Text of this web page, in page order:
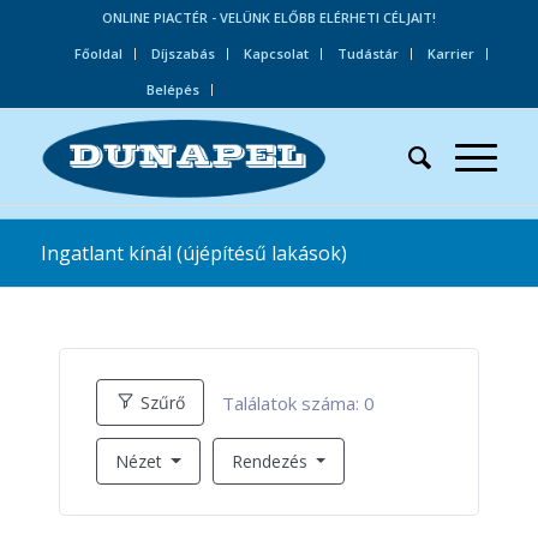
ONLINE PIACTÉR - VELÜNK ELŐBB ELÉRHETI CÉLJAIT!
Főoldal
Díjszabás Kapcsolat Tudástár
Karrier
Belépés
Ingatlant kínál (újépítésű lakások)
Szűrő Találatok száma: 0
Nézet Rendezés